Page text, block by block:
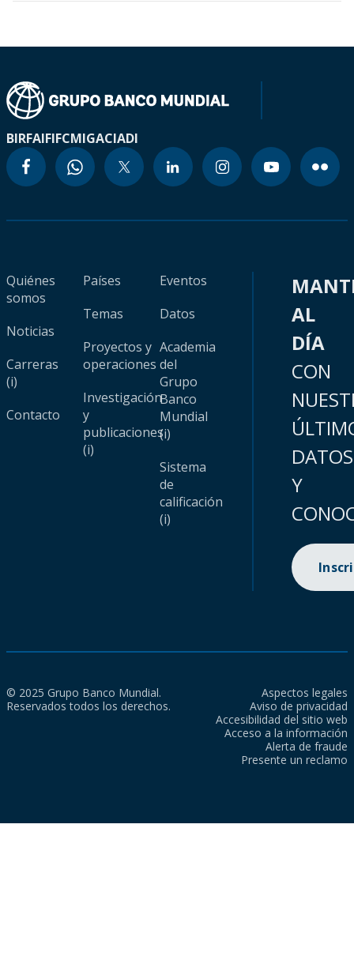
BIRFAIFIFCMIGACIADI
Quiénes
somos
Noticias
Carreras
(i)
Contacto
Países
Temas
Proyectos y
operaciones
Investigación
y
publicaciones
(i)
Eventos
Datos
Academia
del
Grupo
Banco
Mundial
(i)
Sistema
de
calificación
(i)
AL
DÍA
CON
DATOS
Y
© 2025 Grupo Banco Mundial.
Reservados todos los derechos.
Aspectos legales
Aviso de privacidad
Accesibilidad del sitio web
Acceso a la información
Alerta de fraude
Presente un reclamo